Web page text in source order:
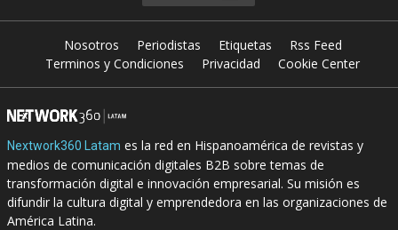
Nosotros Periodistas Etiquetas
Rss Feed
Terminos y Condiciones
Privacidad Cookie Center
Nextwork360 Latam es la red en Hispanoamérica de revistas y
medios de comunicación digitales B2B sobre temas de
transformación digital e innovación empresarial. Su misión es
difundir la cultura digital y emprendedora en las organizaciones de
América Latina.